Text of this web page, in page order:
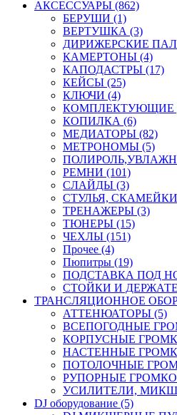
АКСЕССУАРЫ (862)
БЕРУШИ (1)
ВЕРТУШКА (3)
ДИРИЖЕРСКИЕ
КАМЕРТОНЫ (4)
КАПОДАСТРЫ (17)
КЕЙСЫ (25)
КЛЮЧИ (4)
КОМПЛЕКТУЮЩИЕ
КОПИЛКА (6)
МЕДИАТОРЫ (82)
МЕТРОНОМЫ (5)
РЕМНИ (101)
СЛАЙДЫ (3)
СТУЛЬЯ, СКАМЕЙКИ
ТРЕНАЖЕРЫ (3)
ТЮНЕРЫ (15)
ЧЕХЛЫ (151)
Прочее (4)
Пюпитры (19)
ПОДСТАВКА ПОД
СТОЙКИ И
ТРАНСЛЯЦИОННОЕ
АТТЕНЮАТОРЫ (5)
ВСЕПОГОДНЫЕ
КОРПУСНЫЕ
НАСТЕННЫЕ
ПОТОЛОЧНЫЕ
РУПОРНЫЕ
УСИЛИТЕЛИ,
DJ оборудование (5)